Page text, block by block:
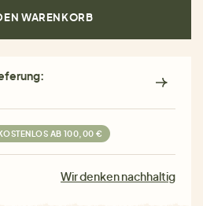
WARENKORB
AB 100,00 €
Wir denken nachhaltig